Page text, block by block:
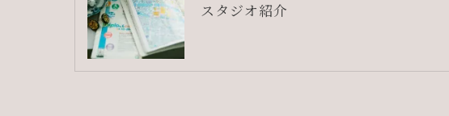
スタジオ紹介